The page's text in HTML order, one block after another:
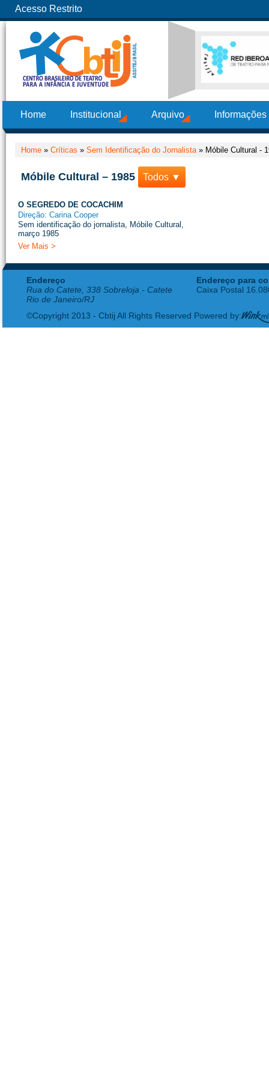
Acesso Restrito
Home Institucional Arquivo
Home » Críticas » Sem Identificação do Jornalista» Móbile Cultural -
Móbile Cultural – 1985 Todos ▼
O SEGREDO DE COCACHIM
Direção: Carina Cooper
Sem identificação do jornalista, Móbile Cultural,
março 1985
Ver Mais >
Endereço
Rua do Catete, 338 Sobreloja - Catete
Rio de Janeiro/RJ
Endereço para
Caixa Postal
©Copyright 2013 - Cbtij All Rights Reserved Powered by: